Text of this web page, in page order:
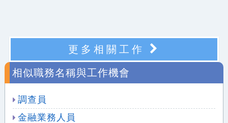
更多相關工作
相似職務名稱與工作機會
調查員
金融業務人員